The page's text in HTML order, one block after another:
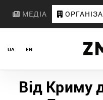
МЕДІА
UA EN
Від Криму